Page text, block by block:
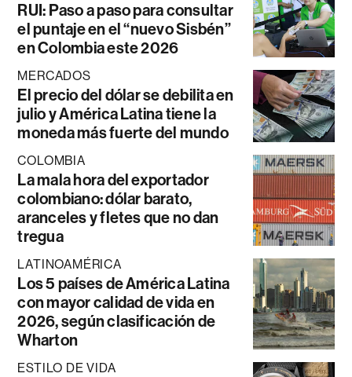
RUI: Paso a paso para consultar
el puntaje en el “nuevo Sisbén”
en Colombia este 2026
MERCADOS
El precio del dólar se debilita en
julio y América Latina tiene la
moneda más fuerte del mundo
COLOMBIA
La mala hora del exportador
colombiano: dólar barato,
aranceles y fletes que no dan
tregua
LATINOAMÉRICA
Los 5 países de América Latina
con mayor calidad de vida en
2026, según clasificación de
Wharton
ESTILO DE VIDA